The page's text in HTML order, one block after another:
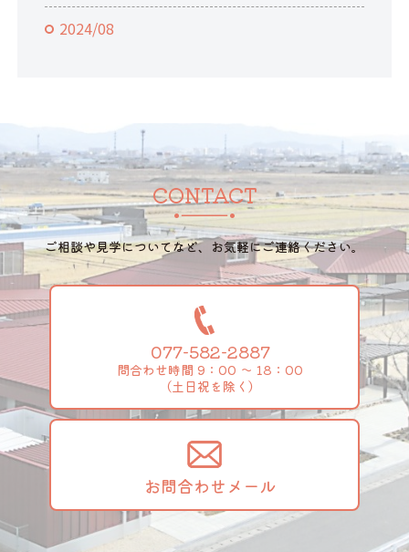
2024/08
CONTACT
ご相談や見学についてなど、お気軽にご連絡ください。
077-582-2887
問合わせ時間 9：00 ～ 18：00
（土日祝を除く）
お問合わせメール